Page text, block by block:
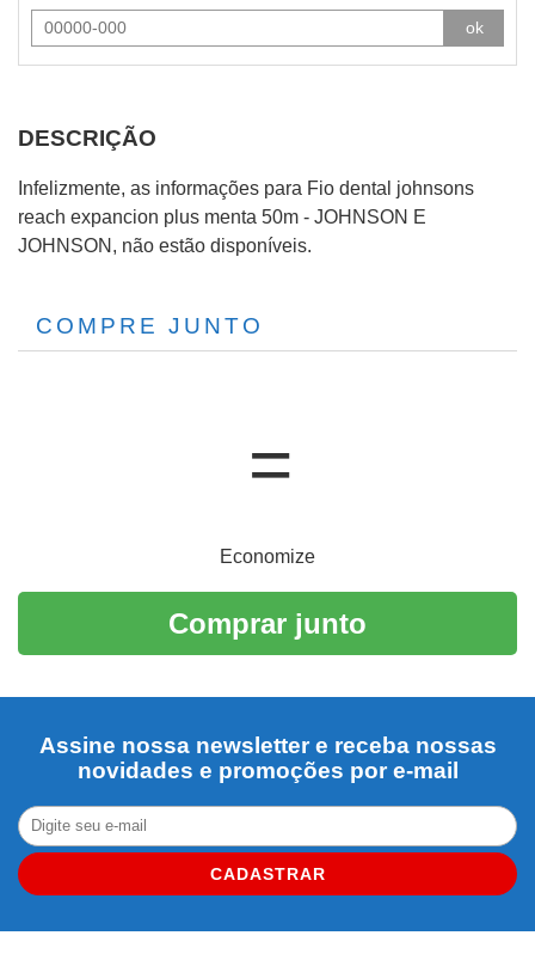
ok
DESCRIÇÃO
Infelizmente, as informações para Fio dental johnsons
reach expancion plus menta 50m - JOHNSON E
JOHNSON, não estão disponíveis.
COMPRE JUNTO
Economize
Comprar junto
Assine nossa newsletter e receba nossas
novidades e promoções por e-mail
CADASTRAR